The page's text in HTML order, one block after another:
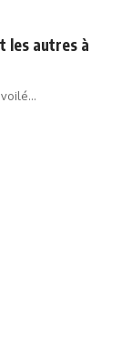
les autres à